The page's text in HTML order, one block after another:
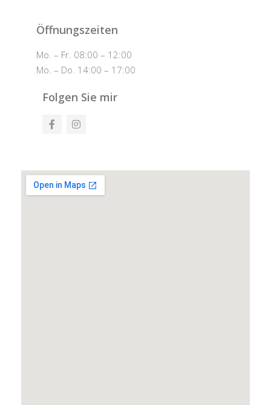
Öffnungszeiten
Mo. – Fr. 08:00 – 12:00
Mo. – Do. 14:00 – 17:00
Folgen Sie mir